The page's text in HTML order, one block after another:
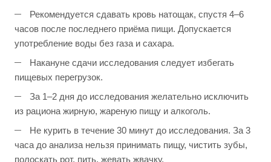
Рекомендуется сдавать кровь натощак, спустя 4–6
часов после последнего приёма пищи. Допускается
употребление воды без газа и сахара.
Накануне сдачи исследования следует избегать
пищевых перегрузок.
За 1–2 дня до исследования желательно исключить
из рациона жирную, жареную пищу и алкоголь.
Не курить в течение 30 минут до исследования. За 3
часа до анализа нельзя принимать пищу, чистить зубы,
полоскать рот, пить, жевать жвачку.